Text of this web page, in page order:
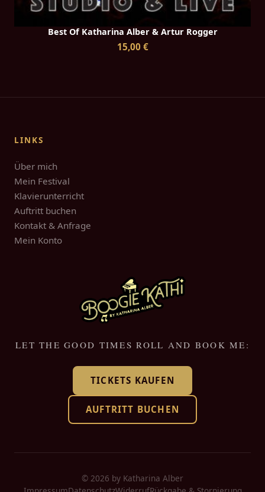
Best Of Katharina Alber & Artur Rogger
15,00 €
LINKS
Über mich
Mein Festival
Klavierunterricht
Auftritt buchen
Kontakt & Anfrage
Mein Konto
LET THE GOOD TIMES ROLL AND BOOK ME:
TICKETS KAUFEN
AUFTRITT BUCHEN
© 2026 by Katharina Alber